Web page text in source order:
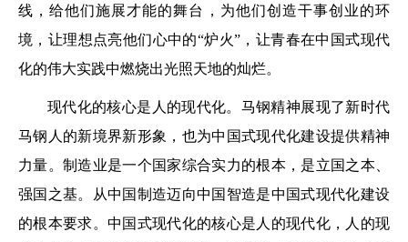
线，给他们施展才能的舞台，为他们创造干事创业的环
境，让理想点亮他们心中的“炉火”，让青春在中国式现代
化的伟大实践中燃烧出光照天地的灿烂。
现代化的核心是人的现代化。马钢精神展现了新时代
马钢人的新境界新形象，也为中国式现代化建设提供精神
力量。制造业是一个国家综合实力的根本，是立国之本、
强国之基。从中国制造迈向中国智造是中国式现代化建设
的根本要求。中国式现代化的核心是人的现代化，人的现